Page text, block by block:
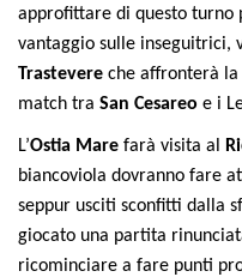
approfittare di questo
vantaggio sulle inseguitrici,
Trastevere che affronterà
match tra San Cesareo e i
L’Ostia Mare farà visita al
biancoviola dovranno fare
seppur usciti sconfitti dalla
giocato una partita
ricominciare a fare punti